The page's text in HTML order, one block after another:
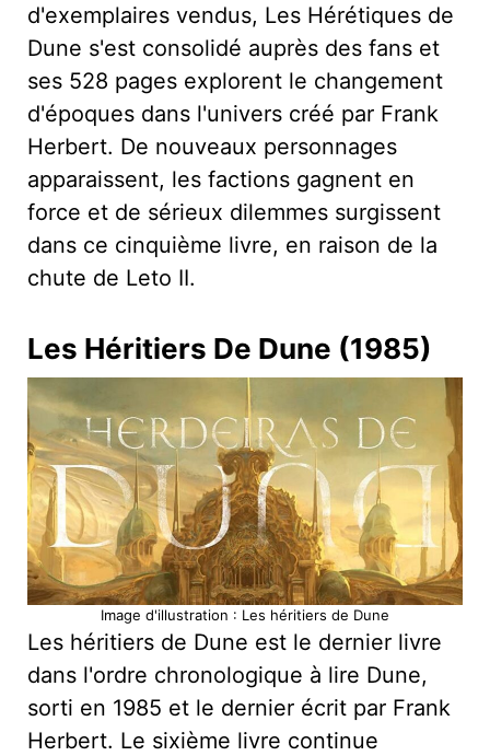
d'exemplaires vendus, Les Hérétiques de
Dune s'est consolidé auprès des fans et
ses 528 pages explorent le changement
d'époques dans l'univers créé par Frank
Herbert. De nouveaux personnages
apparaissent, les factions gagnent en
force et de sérieux dilemmes surgissent
dans ce cinquième livre, en raison de la
chute de Leto II.
Les Héritiers De Dune (1985)
Image d'illustration : Les héritiers de Dune
Les héritiers de Dune est le dernier livre
dans l'ordre chronologique à lire Dune,
sorti en 1985 et le dernier écrit par Frank
Herbert. Le sixième livre continue